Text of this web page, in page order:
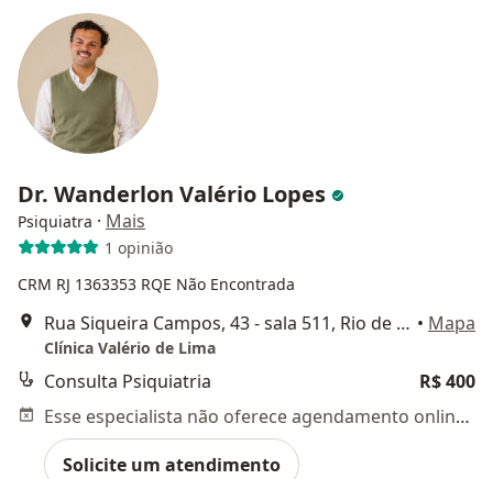
Dr. Wanderlon Valério Lopes
Psiquiatra · Mais
1 opinião
CRM RJ 1363353 RQE Não Encontrada
Rua Siqueira Campos, 43 - sala 511, Rio de Janeiro • Mapa
Clínica Valério de Lima
Consulta Psiquiatria
R$ 400
Esse especialista não oferece agendamento online para esse endereço.
Solicite um atendimento